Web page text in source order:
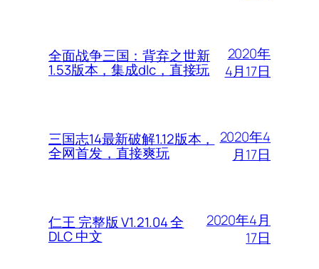
全面战争三国：背弃之世新
1.53版本，集成dlc，直接玩
2020年
4月17日
三国志14最新破解1.12版本，
全网首发，直接爽玩
2020年4
月17日
仁王 完整版 V1.21.04 全
DLC 中文
2020年4月
17日